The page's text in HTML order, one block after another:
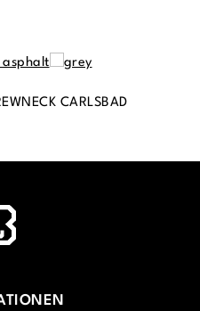
CARLSBAD